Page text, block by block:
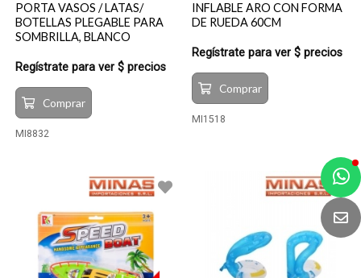
PORTA VASOS / LATAS/
BOTELLAS PLEGABLE PARA
SOMBRILLA, BLANCO
Regístrate para ver $ precios
Comprar
MI8832
INFLABLE ARO CON FORMA
DE RUEDA 60CM
Regístrate para ver $ precios
Comprar
MI1518